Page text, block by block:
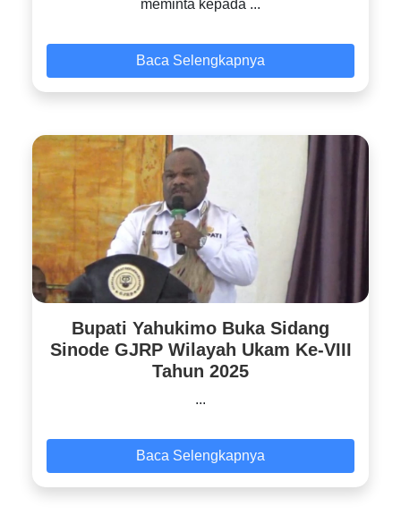
meminta kepada ...
Baca Selengkapnya
Bupati Yahukimo Buka Sidang
Sinode GJRP Wilayah Ukam Ke-VIII
Tahun 2025
...
Baca Selengkapnya